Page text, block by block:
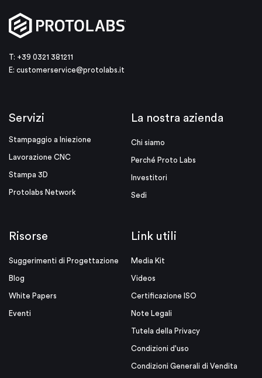
T: +39 0321 381211
E: customerservice@protolabs.it
Servizi
Stampaggio a Iniezione
Lavorazione CNC
Stampa 3D
Protolabs Network
La nostra azienda
Chi siamo
Perché Proto Labs
Investitori
Sedi
Risorse
Suggerimenti di Progettazione
Blog
White Papers
Eventi
Link utili
Media Kit
Videos
Certificazione ISO
Note Legali
Tutela della Privacy
Condizioni d'uso
Condizioni Generali di Vendita